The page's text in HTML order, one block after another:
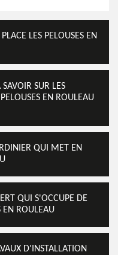
LES PELOUSES EN
SUR LES
EN ROULEAU
QUI MET EN
QUI S'OCCUPE DE
EN ROULEAU
D'INSTALLATION